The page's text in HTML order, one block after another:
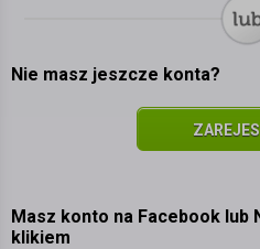
Nie masz jeszcze konta?
Masz konto na Facebook lub
klikiem